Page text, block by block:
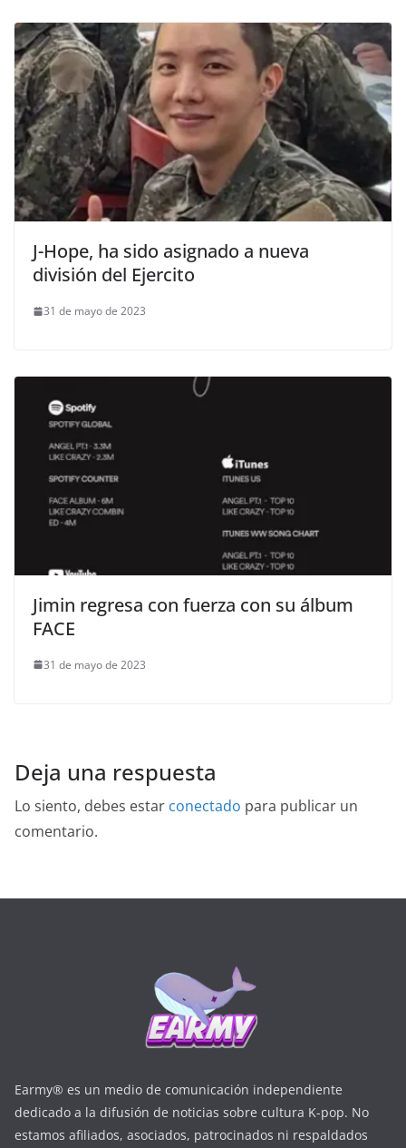
J-Hope, ha sido asignado a nueva
división del Ejercito
31 de mayo de 2023
Jimin regresa con fuerza con su álbum
FACE
31 de mayo de 2023
Deja una respuesta
Lo siento, debes estar conectado para publicar un
comentario.
Earmy® es un medio de comunicación independiente
dedicado a la difusión de noticias sobre cultura K-pop. No
estamos afiliados, asociados, patrocinados ni respaldados